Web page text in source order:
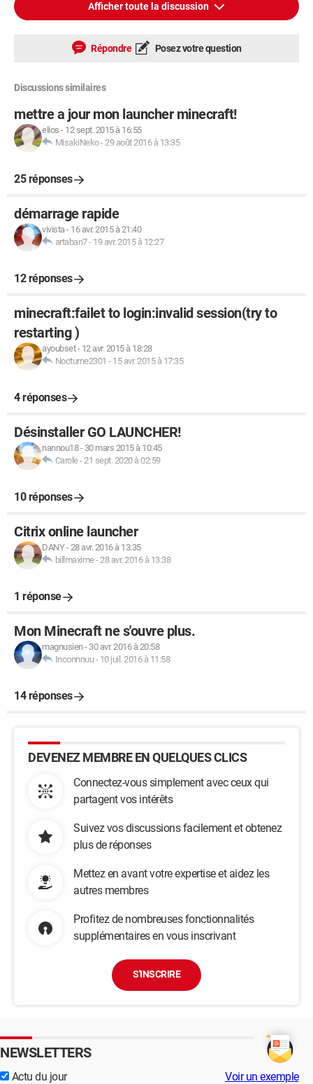
Afficher toute la discussion
Répondre Posez votre question
Discussions similaires
mettre a jour mon launcher minecraft!
elios - 12 sept. 2015 à 16:55
MisakiNeko-29 août 2016 à 13:35
25 réponses
démarrage rapide
vivista- 16 avr. 2015 à 21:40
artaban7- 19 avr. 2015 à 12:27
12 réponses
minecraft:failet to login:invalid session(try to
restarting )
ayoubset- 12 avr. 2015 à 18:28
Nocturne2301 - 15 avr. 2015 à 17:35
4 réponses
Désinstaller GO LAUNCHER!
nannou18- 30 mars 2015 à 10:45
Carole-21 sept. 2020 à 02:59
10 réponses
Citrix online launcher
DANY-28 avr. 2016 à 13:35
billmaxime-28 avr. 2016 à 13:38
1 réponse
Mon Minecraft ne s'ouvre plus.
magnusien- 30 avr. 2016 à 20:58
Inconnnuu- 10 juil. 2016 à 11:58
14 réponses
DEVENEZ MEMBRE EN QUELQUES CLICS
Connectez-vous simplement avec ceux qui
partagent vos intérêts
Suivez vos discussions facilement et obtenez
plus de réponses
Mettez en avant votre expertise et aidez les
autres membres
Profitez de nombreuses fonctionnalités
supplémentaires en vous inscrivant
S'INSCRIRE
NEWSLETTERS
Actu du jour Voir un exemple